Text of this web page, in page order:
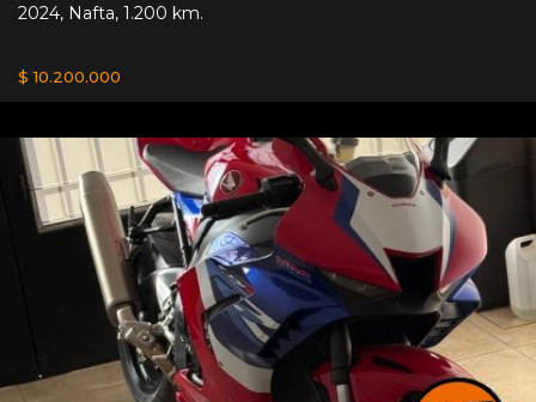
2024, Nafta, 1.200 km.
$ 10.200.000